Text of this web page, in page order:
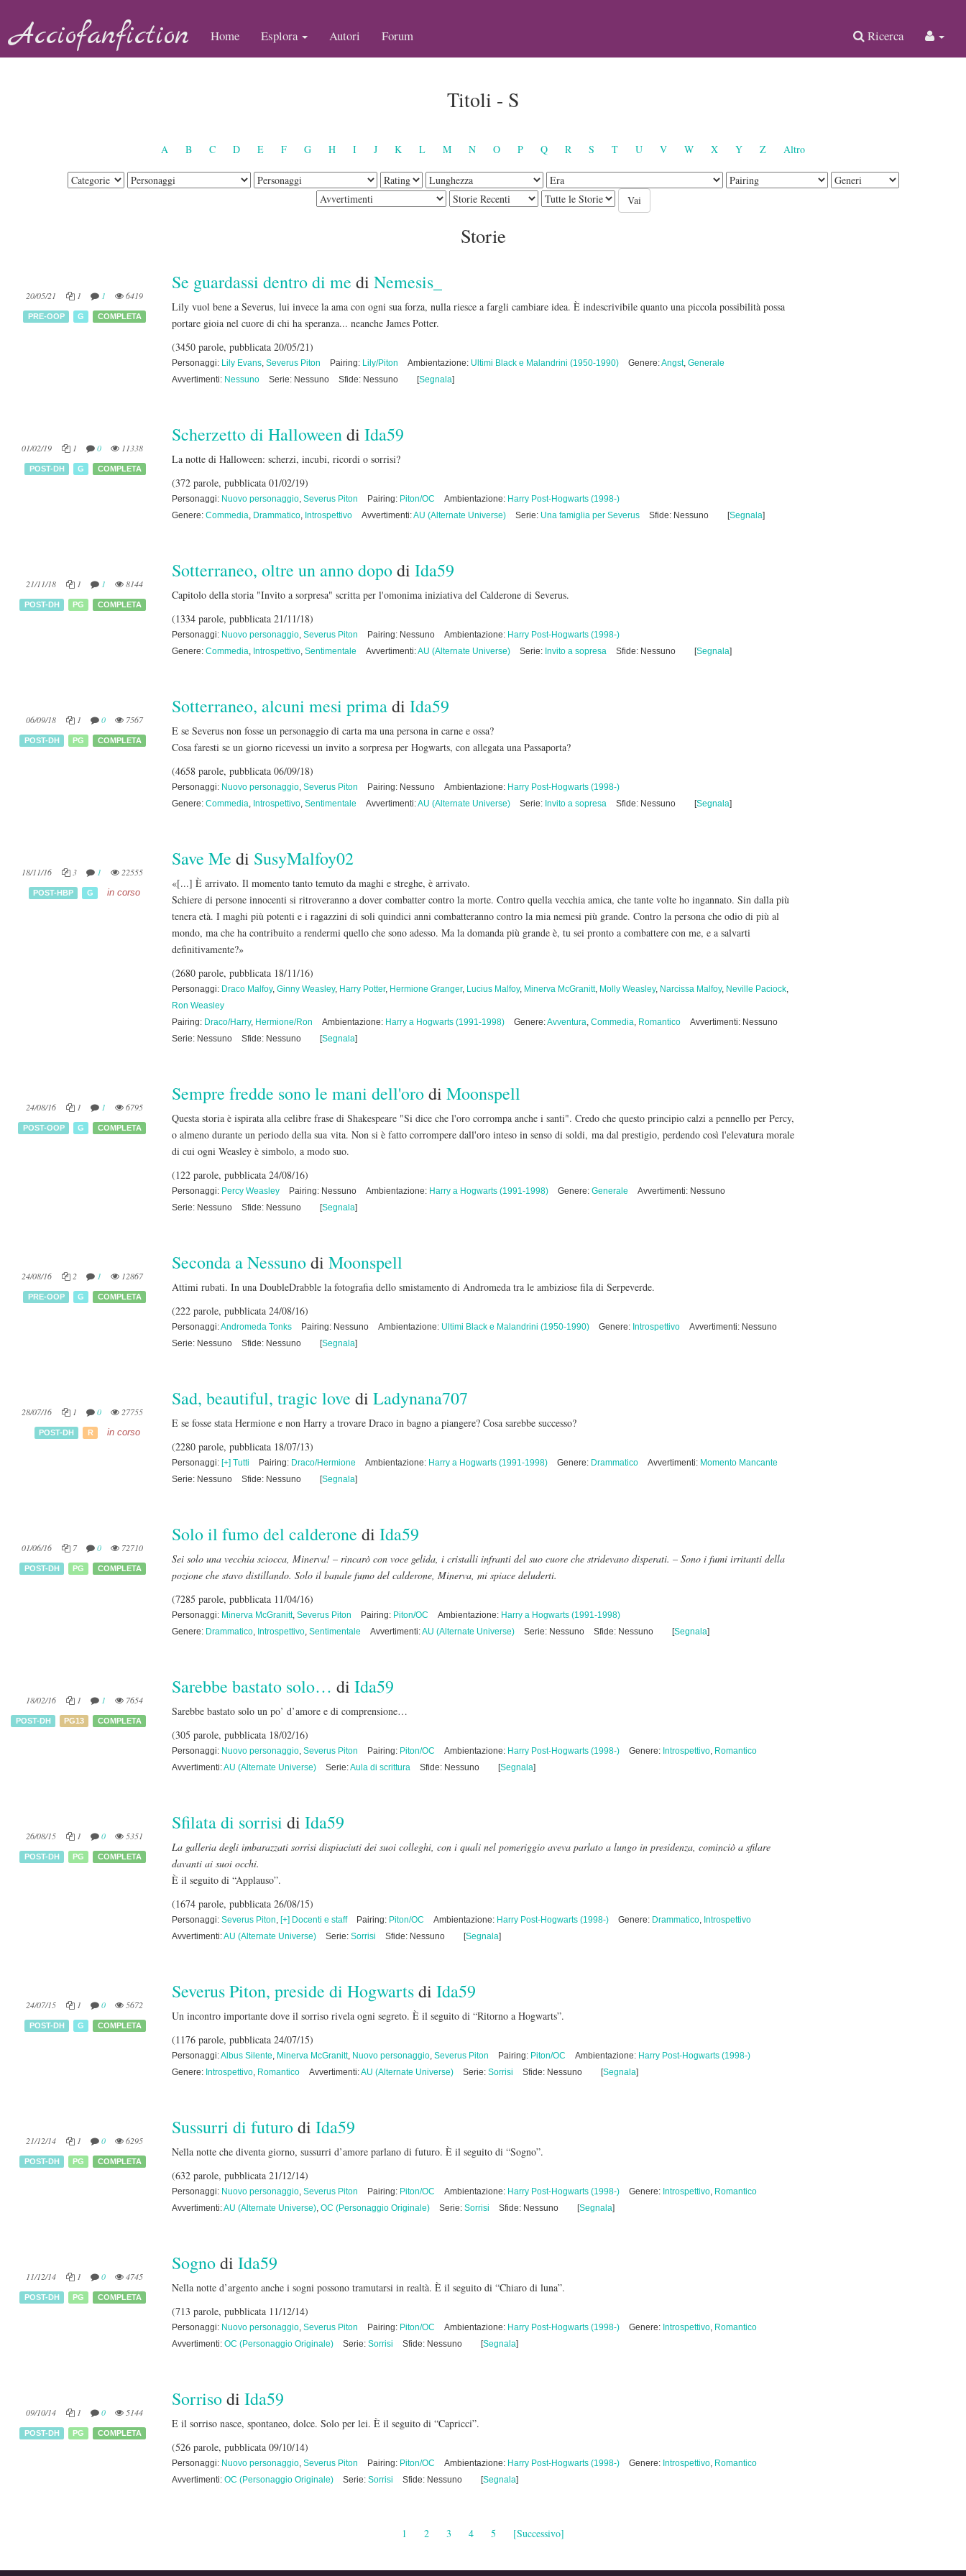
Acciofanfiction Home Esplora Autori Forum Ricerca
Titoli - S
A B C D E F G H I J K L M N O P Q R S T U V W X Y Z Altro
Storie
20/05/21 1 1 6419
PRE-OOP G COMPLETA
Se guardassi dentro di me di Nemesis_
Lily vuol bene a Severus, lui invece la ama con ogni sua forza, nulla riesce a fargli cambiare idea. È indescrivibile quanto una piccola possibilità possa
portare gioia nel cuore di chi ha speranza... neanche James Potter.
(3450 parole, pubblicata 20/05/21)
Personaggi: Lily Evans, Severus Piton Pairing: Lily/Piton Ambientazione: Ultimi Black e Malandrini (1950-1990) Genere:Angst, Generale
Avvertimenti: Nessuno Serie: Nessuno Sfide: Nessuno [Segnala]
01/02/19 1 0 11338
POST-DH G COMPLETA
Scherzetto di Halloweendi Ida59
La notte di Halloween: scherzi, incubi, ricordi o sorrisi?
(372 parole, pubblicata 01/02/19)
Personaggi: Nuovo personaggio, Severus Piton Pairing: Piton/OC Ambientazione: Harry Post-Hogwarts (1998-)
Genere: Commedia, Drammatico, Introspettivo Avvertimenti:AU (Alternate Universe) Serie: Una famiglia per Severus Sfide: Nessuno [Segnala]
21/11/18 1 1 8144
POST-DH PG COMPLETA
Sotterraneo, oltre un anno dopodi Ida59
Capitolo della storia "Invito a sorpresa" scritta per l'omonima iniziativa del Calderone di Severus.
(1334 parole, pubblicata 21/11/18)
Personaggi: Nuovo personaggio, Severus Piton Pairing: Nessuno Ambientazione: Harry Post-Hogwarts (1998-)
Genere: Commedia, Introspettivo, Sentimentale Avvertimenti:AU (Alternate Universe) Serie: Invito a sopresa Sfide: Nessuno [Segnala]
06/09/18 1 0 7567
POST-DH PG COMPLETA
Sotterraneo, alcuni mesi primadi Ida59
E se Severus non fosse un personaggio di carta ma una persona in carne e ossa?
Cosa faresti se un giorno ricevessi un invito a sorpresa per Hogwarts, con allegata una Passaporta?
(4658 parole, pubblicata 06/09/18)
Personaggi: Nuovo personaggio, Severus Piton Pairing: Nessuno Ambientazione: Harry Post-Hogwarts (1998-)
Genere: Commedia, Introspettivo, Sentimentale Avvertimenti:AU (Alternate Universe) Serie: Invito a sopresa Sfide: Nessuno [Segnala]
18/11/16 3 1 22555
POST-HBP G in corso
Save Me di SusyMalfoy02
«[...] È arrivato. Il momento tanto temuto da maghi e streghe, è arrivato.
Schiere di persone innocenti si ritroveranno a dover combatter contro la morte. Contro quella vecchia amica, che tante volte ho ingannato. Sin dalla più
tenera età. I maghi più potenti e i ragazzini di soli quindici anni combatteranno contro la mia nemesi più grande. Contro la persona che odio di più al
mondo, ma che ha contribuito a rendermi quello che sono adesso. Ma la domanda più grande è, tu sei pronto a combattere con me, e a salvarti
definitivamente?»
(2680 parole, pubblicata 18/11/16)
Personaggi: Draco Malfoy, Ginny Weasley, Harry Potter, Hermione Granger, Lucius Malfoy, Minerva McGranitt, Molly Weasley, Narcissa Malfoy, Neville Paciock,
Ron Weasley
Pairing: Draco/Harry, Hermione/Ron Ambientazione: Harry a Hogwarts (1991-1998) Genere:Avventura, Commedia, Romantico
Avvertimenti: Nessuno
Serie: Nessuno
Sfide: Nessuno [Segnala]
24/08/16 1 1 6795
POST-OOP G COMPLETA
Sempre fredde sono le mani dell'orodi Moonspell
Questa storia è ispirata alla celibre frase di Shakespeare "Si dice che l'oro corrompa anche i santi". Credo che questo principio calzi a pennello per Percy,
o almeno durante un periodo della sua vita. Non si è fatto corrompere dall'oro inteso in senso di soldi, ma dal prestigio, perdendo così l'elevatura morale
di cui ogni Weasley è simbolo, a modo suo.
(122 parole, pubblicata 24/08/16)
Personaggi: Percy Weasley Pairing: Nessuno Ambientazione: Harry a Hogwarts (1991-1998) Genere: Generale
Avvertimenti: Nessuno
Serie: Nessuno
Sfide: Nessuno [Segnala]
24/08/16 2 1 12867
PRE-OOP G COMPLETA
Seconda a Nessunodi Moonspell
Attimi rubati. In una DoubleDrabble la fotografia dello smistamento di Andromeda tra le ambiziose fila di Serpeverde.
(222 parole, pubblicata 24/08/16)
Personaggi:Andromeda Tonks Pairing: Nessuno Ambientazione: Ultimi Black e Malandrini (1950-1990) Genere: Introspettivo
Avvertimenti: Nessuno
Serie: Nessuno
Sfide: Nessuno [Segnala]
28/07/16 1 0 27755
POST-DH R in corso
Sad, beautiful, tragic love di Ladynana707
E se fosse stata Hermione e non Harry a trovare Draco in bagno a piangere? Cosa sarebbe successo?
(2280 parole, pubblicata 18/07/13)
Personaggi: [+] Tutti Pairing: Draco/Hermione Ambientazione: Harry a Hogwarts (1991-1998) Genere: Drammatico Avvertimenti: Momento Mancante
Serie: Nessuno
Sfide: Nessuno [Segnala]
01/06/16 7 0 72710
POST-DH PG COMPLETA
Solo il fumo del calderone di Ida59
Sei solo una vecchia sciocca, Minerva! – rincarò con voce gelida, i cristalli infranti del suo cuore che stridevano disperati. – Sono i fumi irritanti della
pozione che stavo distillando. Solo il banale fumo del calderone, Minerva, mi spiace deluderti.
(7285 parole, pubblicata 11/04/16)
Personaggi: Minerva McGranitt, Severus Piton Pairing: Piton/OC Ambientazione: Harry a Hogwarts (1991-1998)
Genere: Drammatico, Introspettivo, Sentimentale Avvertimenti:AU (Alternate Universe) Serie: Nessuno Sfide: Nessuno [Segnala]
18/02/16 1 1 7654
POST-DH PG13 COMPLETA
Sarebbe bastato solo… di Ida59
Sarebbe bastato solo un po’ d’amore e di comprensione…
(305 parole, pubblicata 18/02/16)
Personaggi: Nuovo personaggio, Severus Piton Pairing: Piton/OC Ambientazione: Harry Post-Hogwarts (1998-) Genere: Introspettivo, Romantico
Avvertimenti:AU (Alternate Universe) Serie:Aula di scrittura Sfide: Nessuno [Segnala]
26/08/15 1 0 5351
POST-DH PG COMPLETA
Sfilata di sorrisi di Ida59
La galleria degli imbarazzati sorrisi dispiaciuti dei suoi colleghi, con i quali nel pomeriggio aveva parlato a lungo in presidenza, cominciò a sfilare
davanti ai suoi occhi.
È il seguito di “Applauso”.
(1674 parole, pubblicata 26/08/15)
Personaggi: Severus Piton, [+] Docenti e staff Pairing: Piton/OC Ambientazione: Harry Post-Hogwarts (1998-) Genere: Drammatico, Introspettivo
Avvertimenti:AU (Alternate Universe) Serie: Sorrisi Sfide: Nessuno [Segnala]
24/07/15 1 0 5672
POST-DH G COMPLETA
Severus Piton, preside di Hogwartsdi Ida59
Un incontro importante dove il sorriso rivela ogni segreto. È il seguito di “Ritorno a Hogwarts”.
(1176 parole, pubblicata 24/07/15)
Personaggi:Albus Silente, Minerva McGranitt, Nuovo personaggio, Severus Piton Pairing: Piton/OC Ambientazione: Harry Post-Hogwarts (1998-)
Genere: Introspettivo, Romantico Avvertimenti:AU (Alternate Universe) Serie: Sorrisi Sfide: Nessuno [Segnala]
21/12/14 1 0 6295
POST-DH PG COMPLETA
Sussurri di futurodi Ida59
Nella notte che diventa giorno, sussurri d’amore parlano di futuro. È il seguito di “Sogno”.
(632 parole, pubblicata 21/12/14)
Personaggi: Nuovo personaggio, Severus Piton Pairing: Piton/OC Ambientazione: Harry Post-Hogwarts (1998-) Genere: Introspettivo, Romantico
Avvertimenti:AU (Alternate Universe), OC (Personaggio Originale) Serie: Sorrisi Sfide: Nessuno [Segnala]
11/12/14 1 0 4745
POST-DH PG COMPLETA
Sognodi Ida59
Nella notte d’argento anche i sogni possono tramutarsi in realtà. È il seguito di “Chiaro di luna”.
(713 parole, pubblicata 11/12/14)
Personaggi: Nuovo personaggio, Severus Piton Pairing: Piton/OC Ambientazione: Harry Post-Hogwarts (1998-) Genere: Introspettivo, Romantico
Avvertimenti: OC (Personaggio Originale) Serie: Sorrisi Sfide: Nessuno [Segnala]
09/10/14 1 0 5144
POST-DH PG COMPLETA
Sorrisodi Ida59
E il sorriso nasce, spontaneo, dolce. Solo per lei. È il seguito di “Capricci”.
(526 parole, pubblicata 09/10/14)
Personaggi: Nuovo personaggio, Severus Piton Pairing: Piton/OC Ambientazione: Harry Post-Hogwarts (1998-) Genere: Introspettivo, Romantico
Avvertimenti: OC (Personaggio Originale) Serie: Sorrisi Sfide: Nessuno [Segnala]
1 2 3 4 5 [Successivo]